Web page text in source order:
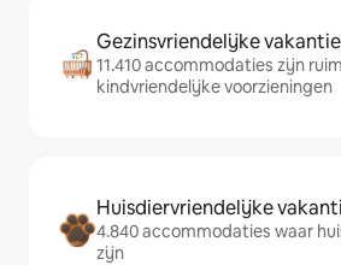
Gezinsvriendelijke
11.410 accommodaties zijn
kindvriendelijke voorzieningen
Huisdiervriendelijke
4.840 accommodaties waar
zijn